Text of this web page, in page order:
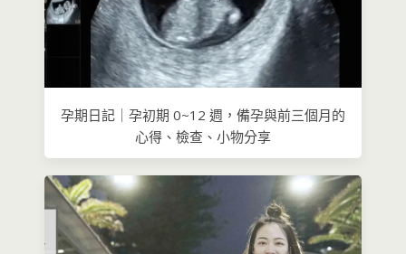
孕期日記｜孕初期 0~12 週，備孕與前三個月的
心得、檢查、小物分享